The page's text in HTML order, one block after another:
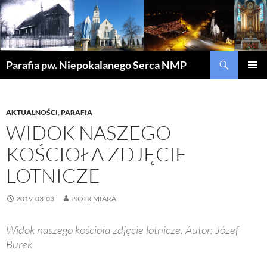
Parafia pw. Niepokalanego Serca NMP
AKTUALNOŚCI,PARAFIA
WIDOK NASZEGO
KOŚCIOŁA ZDJĘCIE
LOTNICZE
2019-03-03 PIOTR MIARA
Widok naszego kościoła zdjęcie lotnicze. Autor: Józef
Burek